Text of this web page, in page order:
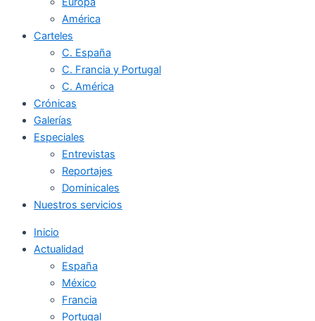
América
Carteles
C. España
C. Francia y Portugal
C. América
Crónicas
Galerías
Especiales
Entrevistas
Reportajes
Dominicales
Nuestros servicios
Inicio
Actualidad
España
México
Francia
Portugal